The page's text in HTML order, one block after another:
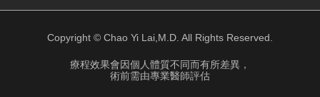
Copyright © Chao Yi Lai,M.D. All Rights Reserved.
療程效果會因個人體質不同而有所差異，
術前需由專業醫師評估